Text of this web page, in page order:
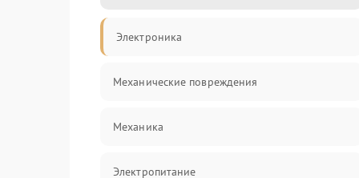
Электроника
Механические повреждения
Механика
Электропитание